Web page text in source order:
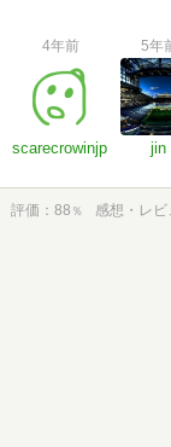
4年前
scarecrowinjp
5年
jin
評価 88 ％ 感想・レビ